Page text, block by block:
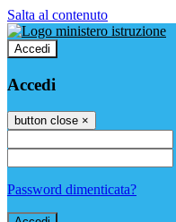
Salta al contenuto
Accedi
Accedi
button close ×
Password dimenticata?